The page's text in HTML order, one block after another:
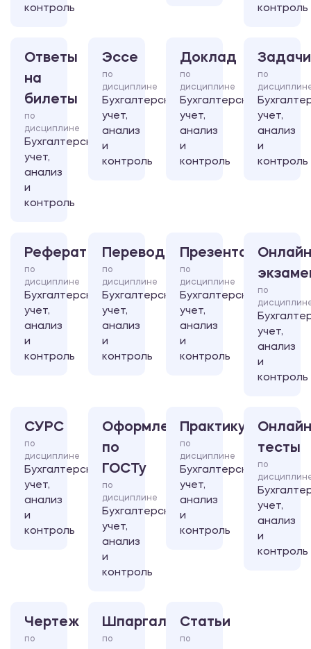
контроль
контроль
Ответы
на
билеты
по
дисциплине
Бухгалтерский
учет,
анализ
и
контроль
Эссе
по
дисциплине
Бухгалтерский
учет,
анализ
и
контроль
Доклад
по
дисциплине
Бухгалтерский
учет,
анализ
и
контроль
Задачи
по
учет,
анализ
и
контроль
Реферат
по
дисциплине
Бухгалтерский
учет,
анализ
и
контроль
Перевод
по
дисциплине
Бухгалтерский
учет,
анализ
и
контроль
Презентация
по
дисциплине
Бухгалтерский
учет,
анализ
и
контроль
по
учет,
анализ
и
контроль
СУРС
по
дисциплине
Бухгалтерский
учет,
анализ
и
контроль
Оформление
по
ГОСТу
по
дисциплине
Бухгалтерский
учет,
анализ
и
контроль
Практикум
по
дисциплине
Бухгалтерский
учет,
анализ
и
контроль
тесты
по
учет,
анализ
и
контроль
Чертеж
по
Шпаргалка
по
Статьи
по